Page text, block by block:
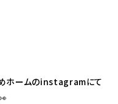
ホームのinstagramにて